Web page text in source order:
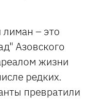
– это
Азовского
жизни
редких.
превратили